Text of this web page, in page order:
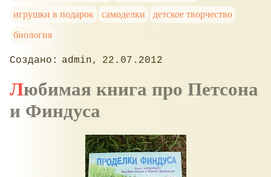
игрушки в подарок
самоделки
детское творчество
биология
admin 22.07.2012
Любимая книга про Петсона
и Финдуса